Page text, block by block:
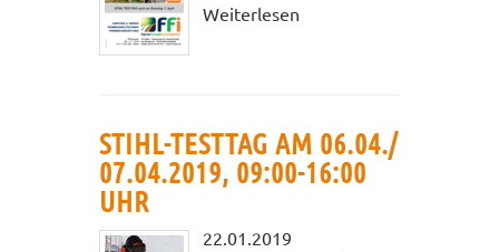
Weiterlesen
STIHL-TESTTAG AM 06.04./
07.04.2019, 09:00-16:00
UHR
22.01.2019